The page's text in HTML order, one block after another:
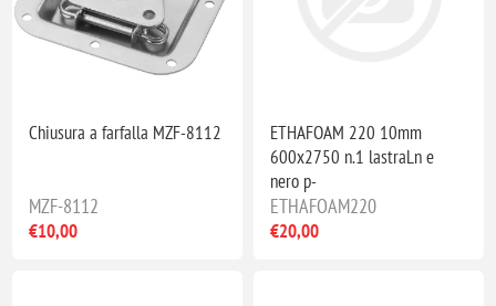
Chiusura a farfalla MZF-8112
MZF-8112
€10,00
ETHAFOAM 220 10mm
600x2750 n.1 lastraLn e
nero p-
ETHAFOAM220
€20,00